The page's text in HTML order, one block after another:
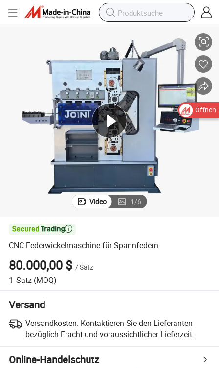
Video 1/6

CNC-Federwickelmaschine für Spannfedern
80.000,00 $ /Satz
1 Satz (MOQ)
Versand
Versandkosten: Kontaktieren Sie den Lieferanten
bezüglich Fracht und voraussichtlicher Lieferzeit.
Online-Handelschutz
Öffnen